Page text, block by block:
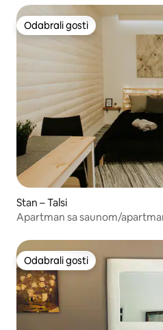
Odabrali gosti
Odabrali gosti
Stan – Talsi
Apartman sa saunom/
Odabrali gosti
Odabrali gosti